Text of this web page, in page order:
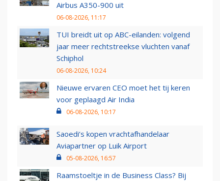
Airbus A350-900 uit
06-08-2026, 11:17
TUI breidt uit op ABC-eilanden: volgend
jaar meer rechtstreekse vluchten vanaf
Schiphol
06-08-2026, 10:24
Nieuwe ervaren CEO moet het tij keren
voor geplaagd Air India
06-08-2026, 10:17
Saoedi’s kopen vrachtafhandelaar
Aviapartner op Luik Airport
05-08-2026, 16:57
Raamstoeltje in de Business Class? Bij